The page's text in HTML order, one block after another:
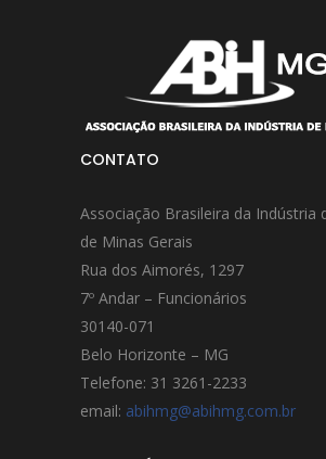
CONTATO
Associação Brasileira da Indústria
de Minas Gerais
Rua dos Aimorés, 1297
7º Andar – Funcionários
30140-071
Belo Horizonte – MG
Telefone: 31 3261-2233
email: abihmg@abihmg.com.br